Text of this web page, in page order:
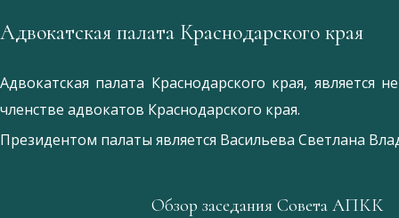
Адвокатская палата Краснодарского края
Адвокатская палата Краснодарского края, является
членстве адвокатов Краснодарского края.
Президентом палаты является Ваcильева Светлана
Обзор заседания Совета АПКК